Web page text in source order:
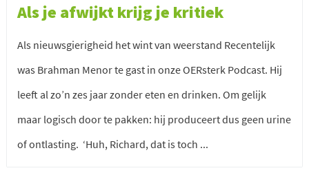
Als je afwijkt krijg je kritiek
Als nieuwsgierigheid het wint van weerstand Recentelijk
was Brahman Menor te gast in onze OERsterk Podcast. Hij
leeft al zo’n zes jaar zonder eten en drinken. Om gelijk
maar logisch door te pakken: hij produceert dus geen urine
of ontlasting. ‘Huh, Richard, dat is toch ...